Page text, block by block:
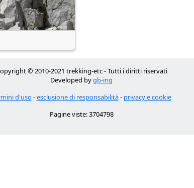
© 2010-2021 trekking-etc - Tutti i diritti riservati
Developed bygb-ing
d'uso -esclusione di responsabilità- privacy e cookie
Pagine viste: 3704798